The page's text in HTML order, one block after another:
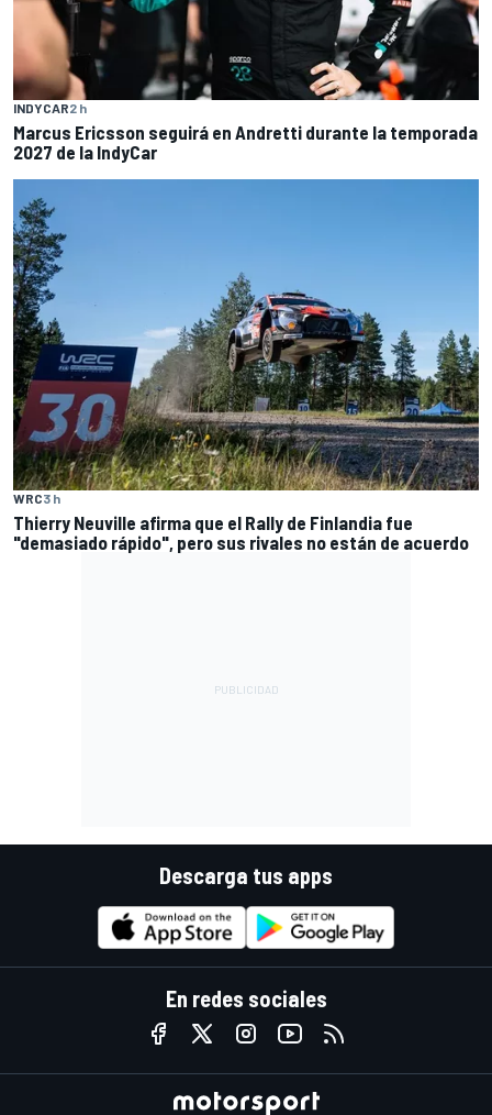
INDYCAR2 h
Marcus Ericsson seguirá en Andretti durante la temporada
2027 de la IndyCar
WRC3 h
Thierry Neuville afirma que el Rally de Finlandia fue
"demasiado rápido", pero sus rivales no están de acuerdo
Descarga tus apps
En redes sociales